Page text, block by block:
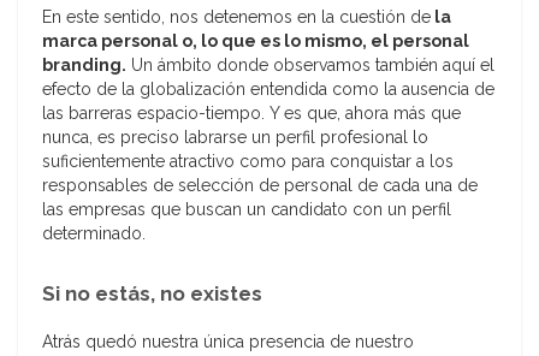
En este sentido, nos detenemos en la cuestión de la
marca personal o, lo que es lo mismo, el personal
branding. Un ámbito donde observamos también aquí el
efecto de la globalización entendida como la ausencia de
las barreras espacio-tiempo. Y es que, ahora más que
nunca, es preciso labrarse un perfil profesional lo
suficientemente atractivo como para conquistar a los
responsables de selección de personal de cada una de
las empresas que buscan un candidato con un perfil
determinado.
Si no estás, no existes
Atrás quedó nuestra única presencia de nuestro